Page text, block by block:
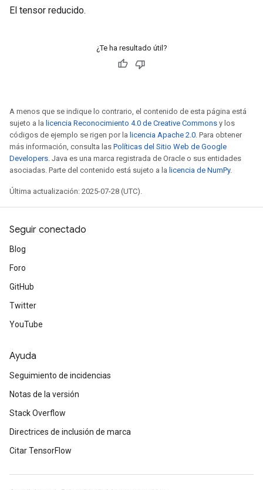
El tensor reducido.
¿Te ha resultado útil?
A menos que se indique lo contrario, el contenido de esta página está
sujeto a la licencia Reconocimiento 4.0 de Creative Commons y los
códigos de ejemplo se rigen por la licencia Apache 2.0. Para obtener
más información, consulta las Políticas del Sitio Web de Google
Developers. Java es una marca registrada de Oracle o sus entidades
asociadas. Parte del contenido está sujeto a la licencia de NumPy.
Última actualización: 2025-07-28 (UTC).
Seguir conectado
Blog
Foro
GitHub
Twitter
YouTube
Ayuda
Seguimiento de incidencias
Notas de la versión
Stack Overflow
Directrices de inclusión de marca
Citar TensorFlow